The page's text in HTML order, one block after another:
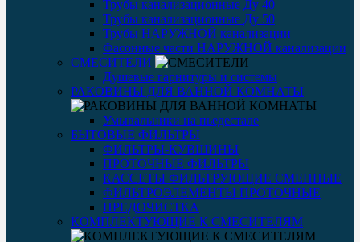
Трубы канализационные Ду 40
Трубы канализационные Ду 50
Трубы НАРУЖНОЙ канализации
Фасонные части НАРУЖНОЙ канализации
СМЕСИТЕЛИ
Душевые гарнитуры и системы
РАКОВИНЫ ДЛЯ ВАННОЙ КОМНАТЫ
Умывальники на пьедестале
БЫТОВЫЕ ФИЛЬТРЫ
ФИЛЬТРЫ-КУВШИНЫ
ПРОТОЧНЫЕ ФИЛЬТРЫ
КАССЕТЫ ФИЛЬТРУЮЩИЕ СМЕННЫЕ
ФИЛЬТРОЭЛЕМЕНТЫ ПРОТОЧНЫЕ
ПРЕДОЧИСТКА
КОМПЛЕКТУЮЩИЕ К СМЕСИТЕЛЯМ